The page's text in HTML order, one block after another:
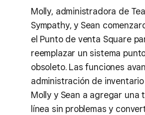
Molly, administradora de
Sympathy, y Sean
el Punto de venta Square
reemplazar un sistema
obsoleto. Las funciones
administración de
Molly y Sean a agregar una
línea sin problemas y